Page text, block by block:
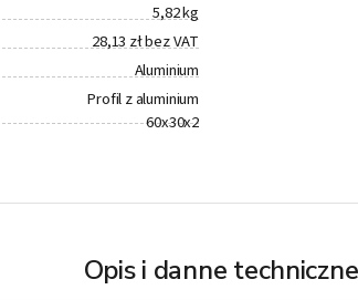
5,82 kg
28,13 zł bez VAT
Aluminium
Profil z aluminium
60x30x2
Opis i danne techniczne